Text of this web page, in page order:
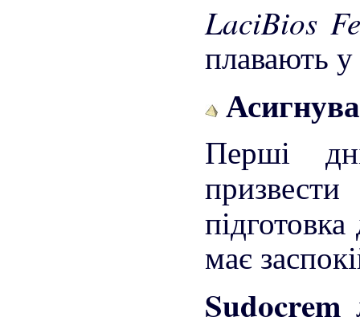
LaciBios
плавають у
Перші
має
Sudocrem